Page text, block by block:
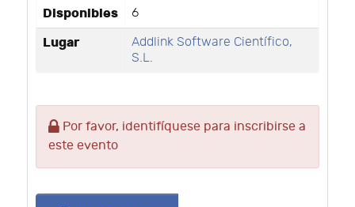
Disponibles 6
Lugar
Addlink Software Científico,
S.L.
Por favor, identifíquese para inscribirse a
este evento